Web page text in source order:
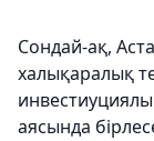
Сондай-ақ,
халықаралық
аясында